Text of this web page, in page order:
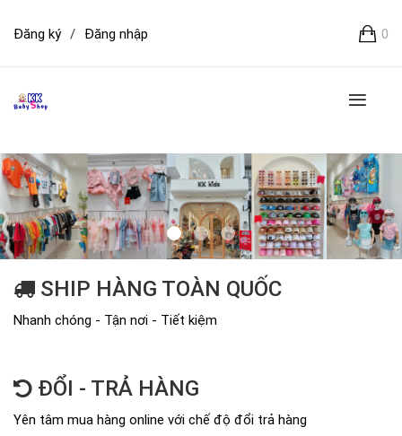
0
Đăng ký / Đăng nhập
SHIP HÀNG TOÀN QUỐC
Nhanh chóng - Tận nơi - Tiết kiệm
ĐỔI - TRẢ HÀNG
Yên tâm mua hàng online với chế độ đổi trả hàng